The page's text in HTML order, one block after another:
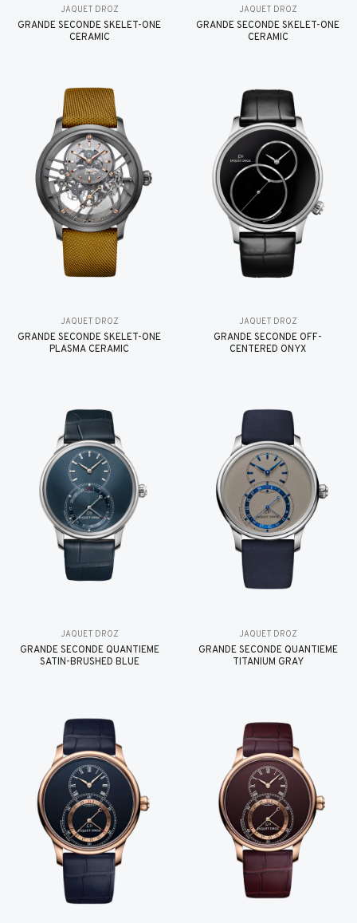
JAQUET DROZ
GRANDE SECONDE SKELET-ONE
CERAMIC
JAQUET DROZ
GRANDE SECONDE SKELET-ONE
CERAMIC
JAQUET DROZ
GRANDE SECONDE SKELET-ONE
PLASMA CERAMIC
JAQUET DROZ
GRANDE SECONDE OFF-
CENTERED ONYX
JAQUET DROZ
GRANDE SECONDE QUANTIÈME
SATIN-BRUSHED BLUE
JAQUET DROZ
GRANDE SECONDE QUANTIÈME
TITANIUM GRAY